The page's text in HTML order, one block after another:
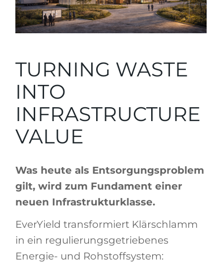
TURNING WASTE
INTO
INFRASTRUCTURE
VALUE
Was heute als Entsorgungsproblem
gilt, wird zum Fundament einer
neuen Infrastrukturklasse.
EverYield transformiert Klärschlamm
in ein regulierungsgetriebenes
Energie- und Rohstoffsystem: